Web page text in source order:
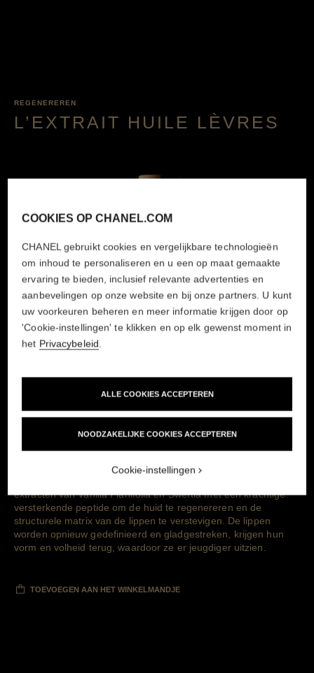
REGENEREREN
L’EXTRAIT HUILE LÈVRES
extracten van Vanilla Planifolia en Swertia met een krachtige
versterkende peptide om de huid te regenereren en de
structurele matrix van de lippen te verstevigen. De lippen
worden opnieuw gedefinieerd en gladgestreken, krijgen hun
vorm en volheid terug, waardoor ze er jeugdiger uitzien.
TOEVOEGEN AAN HET WINKELMANDJE
COOKIES OP CHANEL.COM
CHANEL gebruikt cookies en vergelijkbare technologieën
om inhoud te personaliseren en u een op maat gemaakte
ervaring te bieden, inclusief relevante advertenties en
aanbevelingen op onze website en bij onze partners. U kunt
uw voorkeuren beheren en meer informatie krijgen door op
'Cookie-instellingen' te klikken en op elk gewenst moment in
het Privacybeleid.
NOODZAKELIJKE COOKIES ACCEPTEREN
ALLE COOKIES ACCEPTEREN
Cookie-instellingen